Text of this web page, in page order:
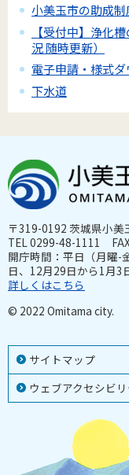
小美玉市の助成制
【受付中】浄化
況 随時更新）
電子申請・様式ダ
下水道
サイトマップ
ウェブアクセシビリ
〒319-0192 茨城県小美
TEL 0299-48-1111
開庁時間：平日（月曜-
日、12月29日から1月3
詳しくはこちら
© 2022 Omitama city.